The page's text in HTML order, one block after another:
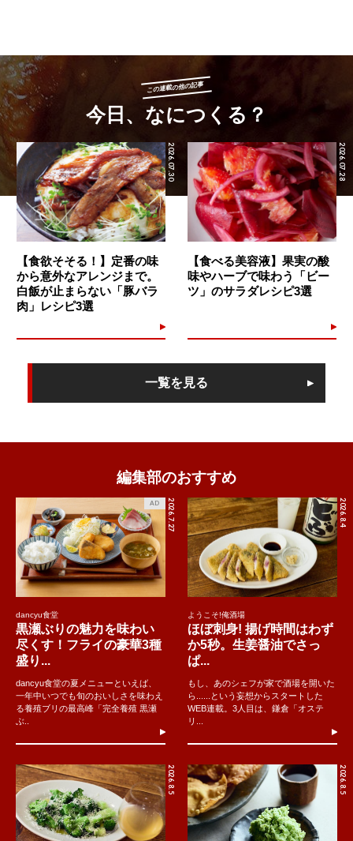
この連載の他の記事
今日、なにつくる？
2026.07.30
【食欲そそる！】定番の味
から意外なアレンジまで。
白飯が止まらない「豚バラ
肉」レシピ3選
2026.07.28
【食べる美容液】果実の酸
味やハーブで味わう「ビー
ツ」のサラダレシピ3選
一覧を見る
編集部のおすすめ
2026.7.27
AD
dancyu食堂
黒瀬ぶりの魅力を味わい
尽くす！フライの豪華3種
盛り...
dancyu食堂の夏メニューといえば、
一年中いつでも旬のおいしさを味わえ
る養殖ブリの最高峰「完全養殖 黒瀬
ぶ..
2026.8.4
ようこそ!俺酒場
ほぼ刺身! 揚げ時間はわず
か5秒。生姜醤油でさっ
ぱ...
もし、あのシェフが家で酒場を開いた
ら......という妄想からスタートした
WEB連載。3人目は、鎌倉「オステ
リ...
2026.8.5 2026.8.5